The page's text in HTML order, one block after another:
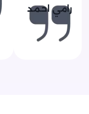
رامي احمد